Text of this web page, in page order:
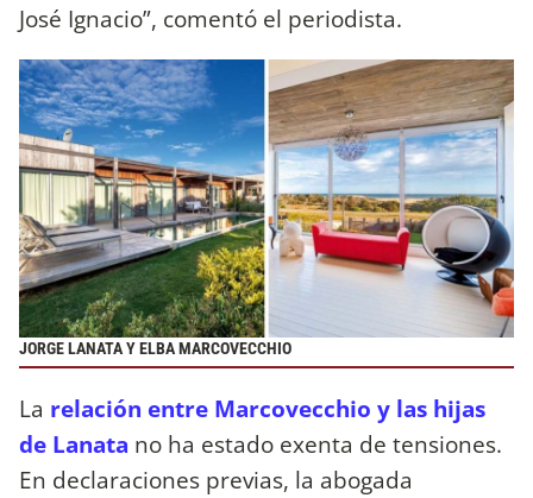
José Ignacio”, comentó el periodista.
JORGE LANATA Y ELBA MARCOVECCHIO
La relación entre Marcovecchio y las hijas
de Lanata no ha estado exenta de tensiones.
En declaraciones previas, la abogada